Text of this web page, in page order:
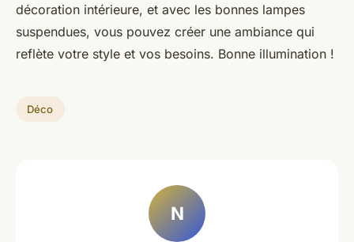
décoration intérieure, et avec les bonnes lampes
suspendues, vous pouvez créer une ambiance qui
reflète votre style et vos besoins. Bonne illumination !
Déco
N